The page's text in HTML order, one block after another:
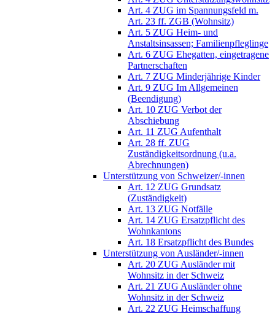
Art. 4 ZUG im Spannungsfeld m.
Art. 23 ff. ZGB (Wohnsitz)
Art. 5 ZUG Heim- und
Anstaltsinsassen; Familienpfleglinge
Art. 6 ZUG Ehegatten, eingetragene
Partnerschaften
Art. 7 ZUG Minderjährige Kinder
Art. 9 ZUG Im Allgemeinen
(Beendigung)
Art. 10 ZUG Verbot der
Abschiebung
Art. 11 ZUG Aufenthalt
Art. 28 ff. ZUG
Zuständigkeitsordnung (u.a.
Abrechnungen)
Unterstützung von Schweizer/-innen
Art. 12 ZUG Grundsatz
(Zuständigkeit)
Art. 13 ZUG Notfälle
Art. 14 ZUG Ersatzpflicht des
Wohnkantons
Art. 18 Ersatzpflicht des Bundes
Unterstützung von Ausländer/-innen
Art. 20 ZUG Ausländer mit
Wohnsitz in der Schweiz
Art. 21 ZUG Ausländer ohne
Wohnsitz in der Schweiz
Art. 22 ZUG Heimschaffung